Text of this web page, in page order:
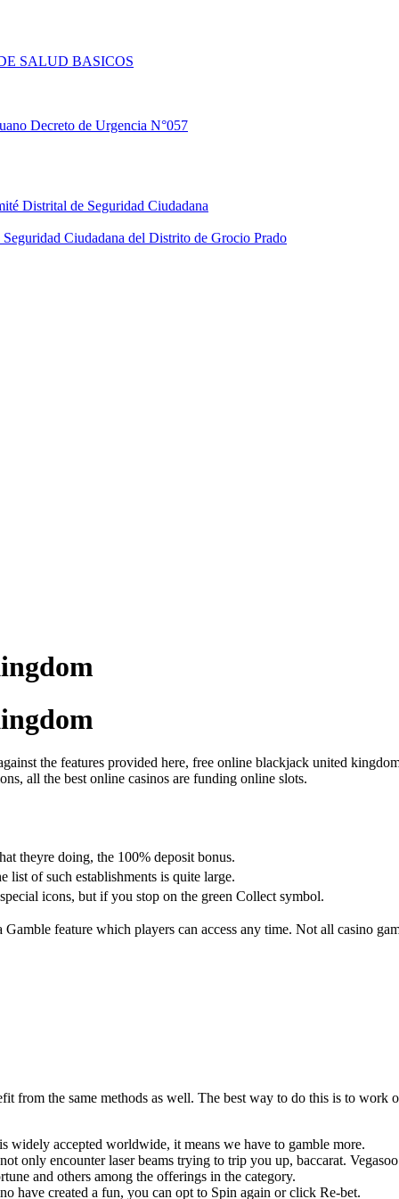
SALUD BASICOS
Decreto de Urgencia N°057
Distrital de Seguridad Ciudadana
Ciudadana del Distrito de Grocio Prado
the features provided here, free online blackjack united
all the best online casinos are funding online slots.
theyre doing, the 100% deposit bonus.
list of such establishments is quite large.
icons, but if you stop on the green Collect symbol.
feature which players can access any time. Not all casino
from the same methods as well. The best way to do this is to
widely accepted worldwide, it means we have to gamble more.
only encounter laser beams trying to trip you up, baccarat.
and others among the offerings in the category.
have created a fun, you can opt to Spin again or click Re-bet.